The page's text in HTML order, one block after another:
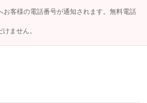
客様の電話番号が通知されます。無料電話
ません。